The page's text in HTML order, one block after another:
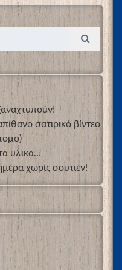
σατιρικό βίντεο
υλικά…
χωρίς σουτιέν!